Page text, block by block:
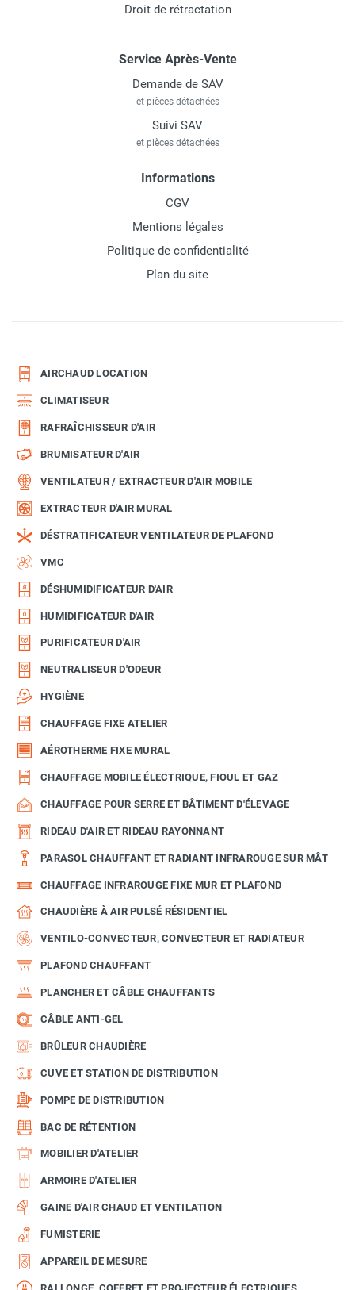
Droit de rétractation
Service Après-Vente
Demande de SAV
et pièces détachées
Suivi SAV
et pièces détachées
Informations
CGV
Mentions légales
Politique de confidentialité
Plan du site
AIRCHAUD LOCATION
CLIMATISEUR
RAFRAÎCHISSEUR D'AIR
BRUMISATEUR D'AIR
VENTILATEUR / EXTRACTEUR D'AIR MOBILE
EXTRACTEUR D'AIR MURAL
DÉSTRATIFICATEUR VENTILATEUR DE PLAFOND
VMC
DÉSHUMIDIFICATEUR D'AIR
HUMIDIFICATEUR D'AIR
PURIFICATEUR D'AIR
NEUTRALISEUR D'ODEUR
HYGIÈNE
CHAUFFAGE FIXE ATELIER
AÉROTHERME FIXE MURAL
CHAUFFAGE MOBILE ÉLECTRIQUE, FIOUL ET GAZ
CHAUFFAGE POUR SERRE ET BÂTIMENT D'ÉLEVAGE
RIDEAU D'AIR ET RIDEAU RAYONNANT
PARASOL CHAUFFANT ET RADIANT INFRAROUGE SUR MÂT
CHAUFFAGE INFRAROUGE FIXE MUR ET PLAFOND
CHAUDIÈRE À AIR PULSÉ RÉSIDENTIEL
VENTILO-CONVECTEUR, CONVECTEUR ET RADIATEUR
PLAFOND CHAUFFANT
PLANCHER ET CÂBLE CHAUFFANTS
CÂBLE ANTI-GEL
BRÛLEUR CHAUDIÈRE
CUVE ET STATION DE DISTRIBUTION
POMPE DE DISTRIBUTION
BAC DE RÉTENTION
MOBILIER D'ATELIER
ARMOIRE D'ATELIER
GAINE D'AIR CHAUD ET VENTILATION
FUMISTERIE
APPAREIL DE MESURE